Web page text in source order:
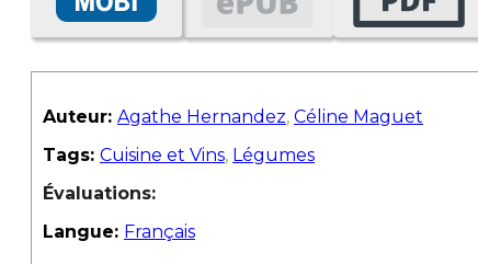
Auteur: Agathe Hernandez, Céline Maguet
Tags: Cuisine et Vins, Légumes
Évaluations:
Langue: Français